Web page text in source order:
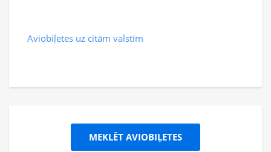
Aviobiļetes uz citām valstīm
MEKLĒT AVIOBIĻETES